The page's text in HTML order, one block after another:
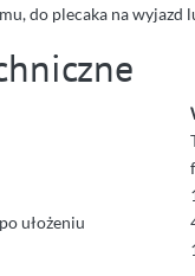
do plecaka na wyjazd
ułożeniu